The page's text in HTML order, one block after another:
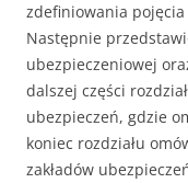
zdefiniowania
Następnie
ubezpieczeniowej
dalszej części
ubezpieczeń, gdzie
koniec rozdziału
zakładów